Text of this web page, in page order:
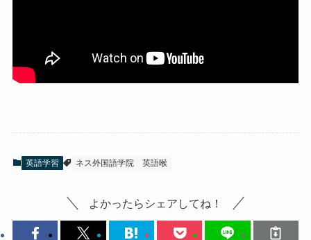
英語学習 ネス外国語学院 英語喉
よかったらシェアしてね！